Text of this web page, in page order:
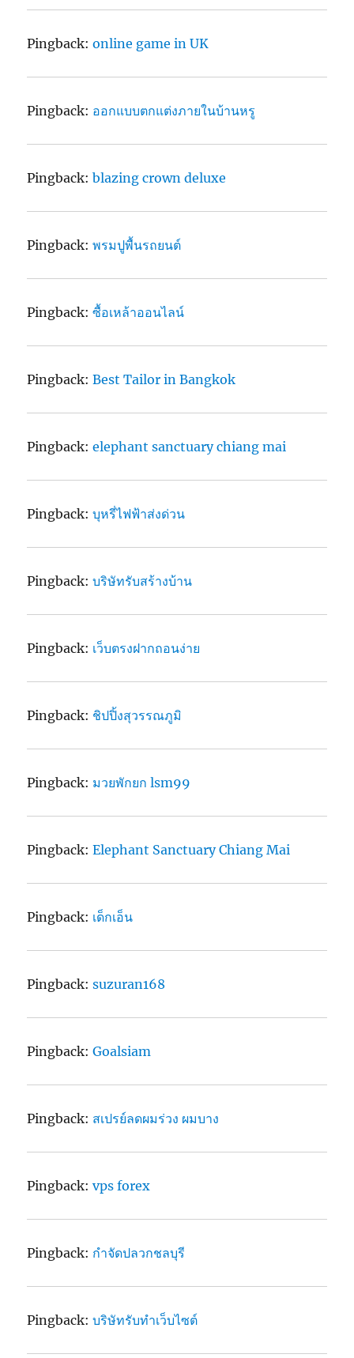
Pingback:online game in UK
Pingback: ออกแบบตกแต่งภายในบ้านหรู
Pingback:blazing crown deluxe
Pingback:พรมปูพื้นรถยนต์
Pingback:ซื้อเหล้าออนไลน์
Pingback:Best Tailor in Bangkok
Pingback:elephant sanctuary chiang mai
Pingback:บุหรี่ไฟฟ้าส่งด่วน
Pingback:บริษัทรับสร้างบ้าน
Pingback: เว็บตรงฝากถอนง่าย
Pingback: ชิปปิ้งสุวรรณภูมิ
Pingback: มวยพักยก lsm99
Pingback:Elephant Sanctuary Chiang Mai
Pingback: เด็กเอ็น
Pingback:suzuran168
Pingback:Goalsiam
Pingback: สเปรย์ลดผมร่วง ผมบาง
Pingback:vps forex
Pingback: กำจัดปลวกชลบุรี
Pingback:บริษัทรับทำเว็บไซต์